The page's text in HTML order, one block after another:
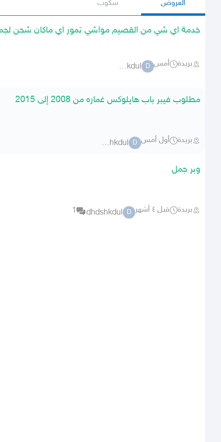
العروض سكوب
خدمة اي شي من القصيم مواشي تمور اي ماكان شحن
بريدة أمس D
dhdshkdul
مطلوب فيبر باب هايلوكس غماره من 2008 إلى 2015
بريدة أول أمس D
dhdshkdul
وبر جمل
بريدة قبل ٤ أشهر D
dhdshkdul
1